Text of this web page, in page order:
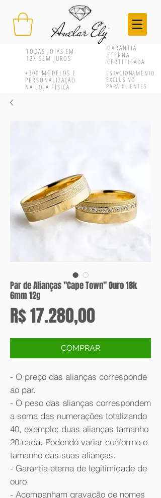
TODAS JOIAS EM
12X SEM JUROS
GARANTIA
ETERNA
CERTIFICADA
+300 MODELOS E
PERSONALIZAÇÃO
NA LOJA FÍSICA
ESTACIONAMENTO
EXCLUSIVO
PARA CLIENTES
Par de Alianças "Cape Town" Ouro 18k
6mm 12g
R$ 17.280,00Preço
COMPRAR
- O preço das alianças corresponde
ao par.
- O peso das alianças correspondem
a soma das numerações totalizando
40, exemplo: duas alianças tamanho
20 cada. Podendo variar conforme o
tamanho das suas alianças.
- Garantia eterna de legitimidade de
ouro.
- Acompanham gravação de nomes